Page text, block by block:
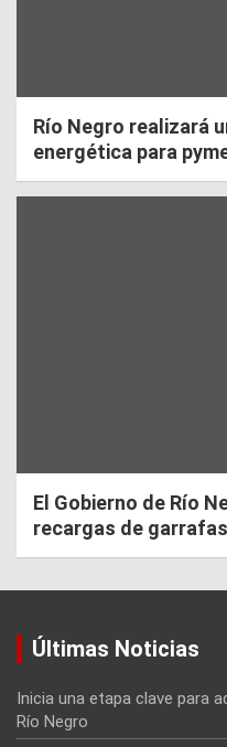
Río Negro realizará
energética para
El Gobierno de Río
recargas de garrafas
Últimas Noticias
Inicia una etapa clave para
Río Negro